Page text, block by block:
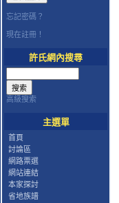
忘記密碼？
現在註冊！
許氏網內搜尋
高級搜索
主選單
首頁
討論區
網路票選
網站連結
本家探討
省地族譜